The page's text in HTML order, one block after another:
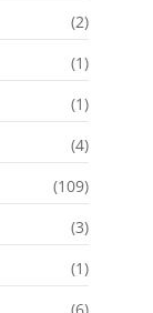
(2)
(1)
(1)
(4)
(109)
(3)
(1)